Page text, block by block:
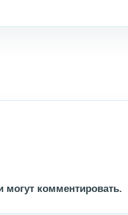
могут комментировать.